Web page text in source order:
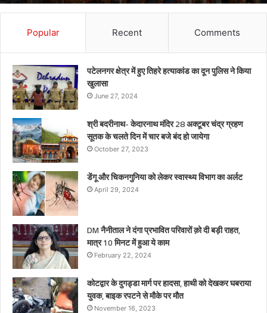
Popular Recent Comments
पटेलनगर क्षेत्र में हुए तिहरे हत्याकांड का दून पुलिस ने किया
खुलासा
June 27, 2024
श्री बदरीनाथ- केदारनाथ मंदिर 28 अक्टूबर चंद्र ग्रहण
सूतक के चलते दिन में चार बजे बंद हो जायेगा
October 27, 2023
डेंगू और चिकनगुनिया को लेकर स्वास्थ्य विभाग का अर्लट
April 29, 2024
DM नैनीताल ने दंगा प्रभावित परिवारों क़ो दी बड़ी राहत,
मात्र 10 मिनट में हुआ ये काम
February 22, 2024
कोटद्वार के दुगड्डा मार्ग पर हादसा, हाथी को देखकर घबराया
युवक, बाइक रपटने से मौके पर मौत
November 16, 2023